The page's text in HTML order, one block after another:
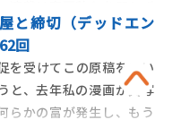
にいえば、春を待たずに
るし、連載はどの時期で
うことだ。そもそも漫画
一般的企業とは相容れな
と締切（デッドエン
回
を受けてこの原稿を書い
と、去年私の漫画が実写
らかの富が発生し、もう